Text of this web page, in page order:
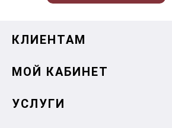
КЛИЕНТАМ
МОЙ КАБИНЕТ
УСЛУГИ